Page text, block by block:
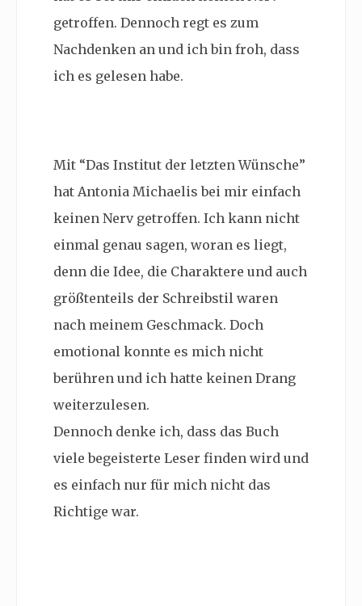
getroffen. Dennoch regt es zum
Nachdenken an und ich bin froh, dass
ich es gelesen habe.
Mit “Das Institut der letzten Wünsche”
hat Antonia Michaelis bei mir einfach
keinen Nerv getroffen. Ich kann nicht
einmal genau sagen, woran es liegt,
denn die Idee, die Charaktere und auch
größtenteils der Schreibstil waren
nach meinem Geschmack. Doch
emotional konnte es mich nicht
berühren und ich hatte keinen Drang
weiterzulesen.
Dennoch denke ich, dass das Buch
viele begeisterte Leser finden wird und
es einfach nur für mich nicht das
Richtige war.